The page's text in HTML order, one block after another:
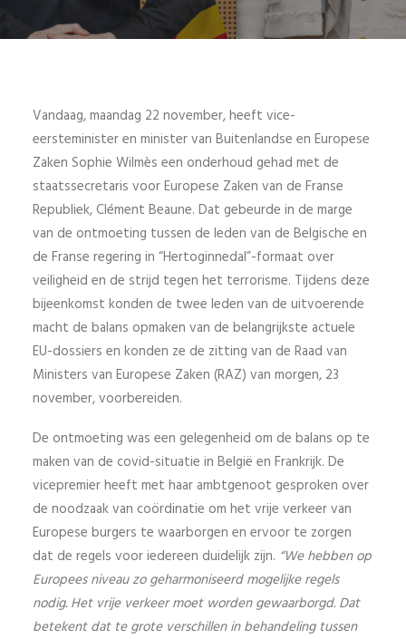
Vandaag, maandag 22 november, heeft vice-
eersteminister en minister van Buitenlandse en Europese
Zaken Sophie Wilmès een onderhoud gehad met de
staatssecretaris voor Europese Zaken van de Franse
Republiek, Clément Beaune. Dat gebeurde in de marge
van de ontmoeting tussen de leden van de Belgische en
de Franse regering in “Hertoginnedal”-formaat over
veiligheid en de strijd tegen het terrorisme. Tijdens deze
bijeenkomst konden de twee leden van de uitvoerende
macht de balans opmaken van de belangrijkste actuele
EU-dossiers en konden ze de zitting van de Raad van
Ministers van Europese Zaken (RAZ) van morgen, 23
november, voorbereiden.
De ontmoeting was een gelegenheid om de balans op te
maken van de covid-situatie in België en Frankrijk. De
vicepremier heeft met haar ambtgenoot gesproken over
de noodzaak van coördinatie om het vrije verkeer van
Europese burgers te waarborgen en ervoor te zorgen
dat de regels voor iedereen duidelijk zijn. “We hebben op
Europees niveau zo geharmoniseerd mogelijke regels
nodig. Het vrije verkeer moet worden gewaarborgd. Dat
betekent dat te grote verschillen in behandeling tussen